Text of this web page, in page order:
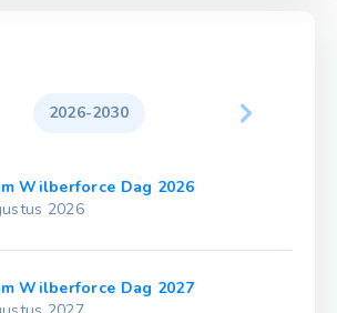
2026-2030
Wilberforce Dag 2026
2026
Wilberforce Dag 2027